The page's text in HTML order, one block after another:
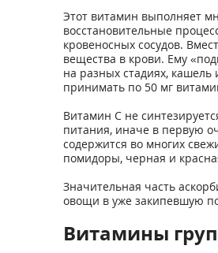
Этот витамин выполняет
восстановительные
кровеносных сосудов.
вещества в крови. Ему
на разных стадиях,
принимать по 50 мг
Витамин С не
питания, иначе в первую
содержится во многих
помидоры, черная и
Значительная часть
овощи в уже закипевшую
Витамины